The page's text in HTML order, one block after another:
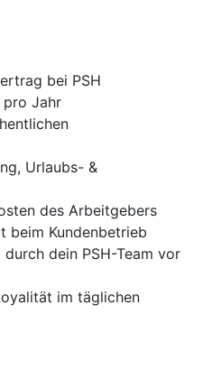
bei PSH
pro Jahr
Urlaubs- &
des Arbeitgebers
beim Kundenbetrieb
dein PSH-Team vor
im täglichen